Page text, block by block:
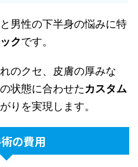
男性の下半身の悩みに特
クです。
のクセ、皮膚の厚みな
状態に合わせたカスタム
りを実現します。
の費用